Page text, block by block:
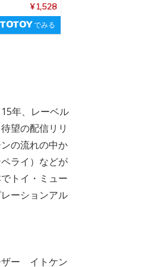
¥ 1,528
でみる
年、レーベル
望の配信リリ
の流れの中か
ライ）などが
トイ・ミュー
ーションアル
ザー イトケン